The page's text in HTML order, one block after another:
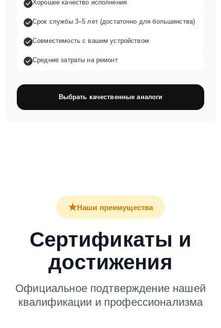
Хорошее качество исполнения
Срок службы 3–5 лет (достаточно для большинства)
Совместимость с вашим устройством
Средние затраты на ремонт
Выбрать качественные аналоги
★Наши преимущества
Сертификаты и
достижения
Официальное подтверждение нашей
квалификации и профессионализма